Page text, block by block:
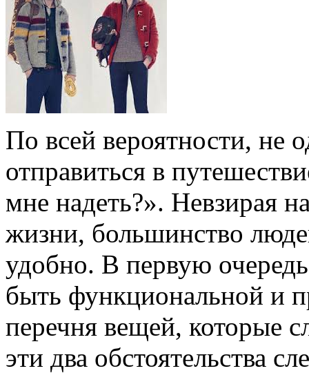
По всей вероятности, не
отправиться в
мне надеть?». Невзирая
жизни, большинство
удобно. В первую
быть функциональной и
перечня вещей, которые
эти два обстоятельства